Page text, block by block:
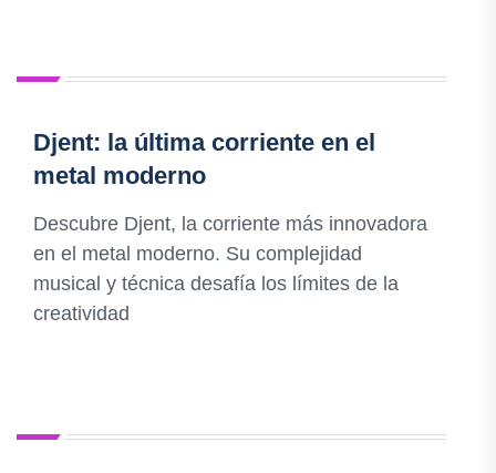
Djent: la última corriente en el
metal moderno
Descubre Djent, la corriente más innovadora
en el metal moderno. Su complejidad
musical y técnica desafía los límites de la
creatividad